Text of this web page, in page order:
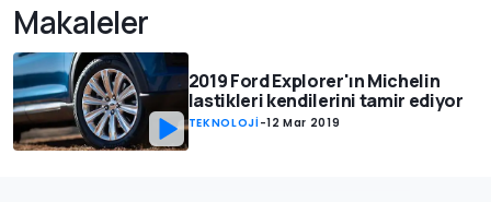
Makaleler
2019 Ford Explorer'ın Michelin
lastikleri kendilerini tamir ediyor
TEKNOLOJİ-12 Mar 2019